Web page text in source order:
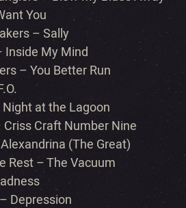
You
– Sally
Inside My Mind
– You Better Run
Night at the Lagoon
Criss Craft Number Nine
Alexandrina (The Great)
Rest –The Vacuum
Depression